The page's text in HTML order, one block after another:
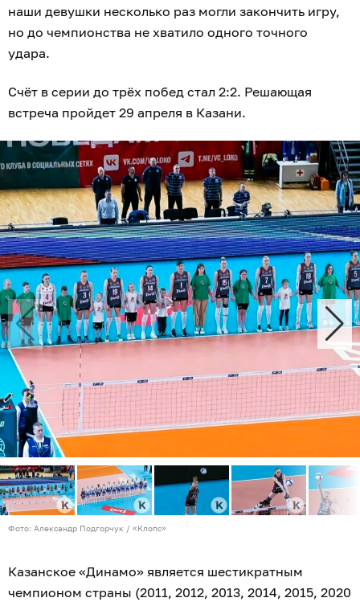
наши девушки несколько раз могли закончить игру,
но до чемпионства не хватило одного точного
удара.
Счёт в серии до трёх побед стал 2:2. Решающая
встреча пройдет 29 апреля в Казани.
Фото: Александр Подгорчук / «Клопс»
Казанское «Динамо» является шестикратным
чемпионом страны (2011, 2012, 2013, 2014, 2015, 2020